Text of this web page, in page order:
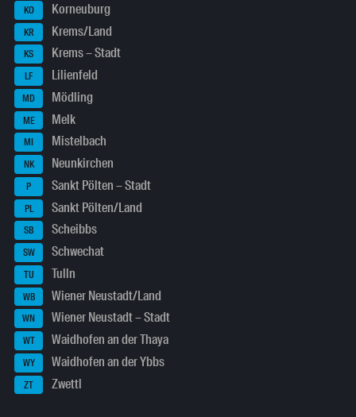
KO Korneuburg
KR Krems/Land
KS Krems – Stadt
LF Lilienfeld
MD Mödling
ME Melk
MI Mistelbach
NK Neunkirchen
P Sankt Pölten – Stadt
PL Sankt Pölten/Land
SB Scheibbs
SW Schwechat
TU Tulln
WB Wiener Neustadt/Land
WN Wiener Neustadt – Stadt
WT Waidhofen an der Thaya
WY Waidhofen an der Ybbs
ZT Zwettl